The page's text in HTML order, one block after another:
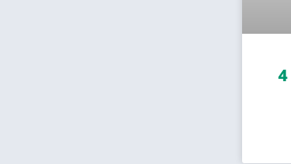
מלונות בפלובדיב 4